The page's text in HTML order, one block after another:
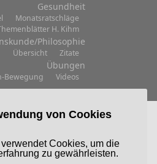
von Cookies
Cookies, um die
zu gewährleisten.
Gesundheit
Monatsratschläge
H. Kihm
Philosophie
Übersicht Zitate
Übungen
Bewegung Videos